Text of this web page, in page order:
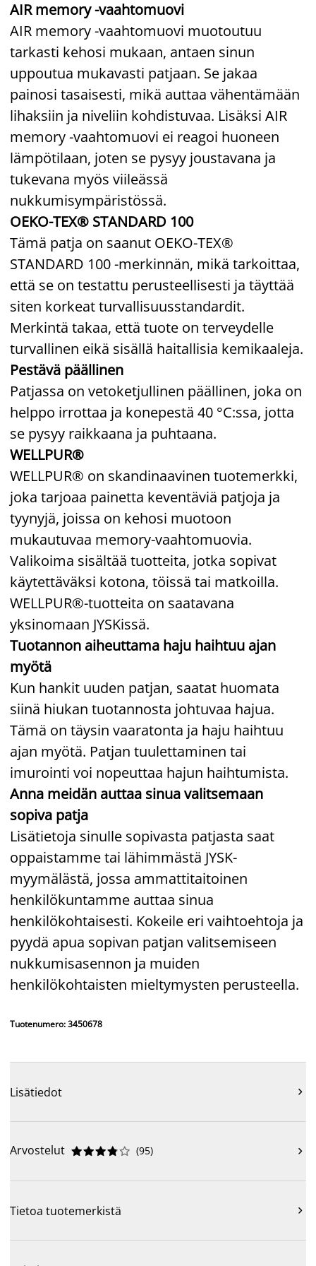
AIR memory -vaahtomuovi
AIR memory -vaahtomuovi muotoutuu
tarkasti kehosi mukaan, antaen sinun
uppoutua mukavasti patjaan. Se jakaa
painosi tasaisesti, mikä auttaa vähentämään
lihaksiin ja niveliin kohdistuvaa. Lisäksi AIR
memory -vaahtomuovi ei reagoi huoneen
lämpötilaan, joten se pysyy joustavana ja
tukevana myös viileässä
nukkumisympäristössä.
OEKO-TEX® STANDARD 100
Tämä patja on saanut OEKO-TEX®
STANDARD 100 -merkinnän, mikä tarkoittaa,
että se on testattu perusteellisesti ja täyttää
siten korkeat turvallisuusstandardit.
Merkintä takaa, että tuote on terveydelle
turvallinen eikä sisällä haitallisia kemikaaleja.
Pestävä päällinen
Patjassa on vetoketjullinen päällinen, joka on
helppo irrottaa ja konepestä 40 °C:ssa, jotta
se pysyy raikkaana ja puhtaana.
WELLPUR®
WELLPUR® on skandinaavinen tuotemerkki,
joka tarjoaa painetta keventäviä patjoja ja
tyynyjä, joissa on kehosi muotoon
mukautuvaa memory-vaahtomuovia.
Valikoima sisältää tuotteita, jotka sopivat
käytettäväksi kotona, töissä tai matkoilla.
WELLPUR®-tuotteita on saatavana
yksinomaan JYSKissä.
Tuotannon aiheuttama haju haihtuu ajan
myötä
Kun hankit uuden patjan, saatat huomata
siinä hiukan tuotannosta johtuvaa hajua.
Tämä on täysin vaaratonta ja haju haihtuu
ajan myötä. Patjan tuulettaminen tai
imurointi voi nopeuttaa hajun haihtumista.
Anna meidän auttaa sinua valitsemaan
sopiva patja
Lisätietoja sinulle sopivasta patjasta saat
oppaistamme tai lähimmästä JYSK-
myymälästä, jossa ammattitaitoinen
henkilökuntamme auttaa sinua
henkilökohtaisesti. Kokeile eri vaihtoehtoja ja
pyydä apua sopivan patjan valitsemiseen
nukkumisasennon ja muiden
henkilökohtaisten mieltymysten perusteella.
Tuotenumero: 3450678
Lisätiedot 
Arvostelut 




 (95) 
Tietoa tuotemerkistä 